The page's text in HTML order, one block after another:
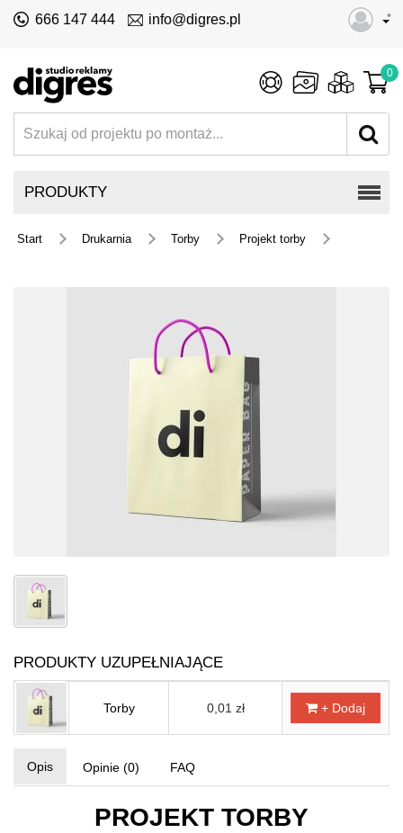
•
666 147 444 info@digres.pl
0
PRODUKTY
Start Drukarnia Torby Projekt torby
PRODUKTY UZUPEŁNIAJĄCE
Torby 0,01 zł + Dodaj
Opis Opinie (0) FAQ
PROJEKT TORBY